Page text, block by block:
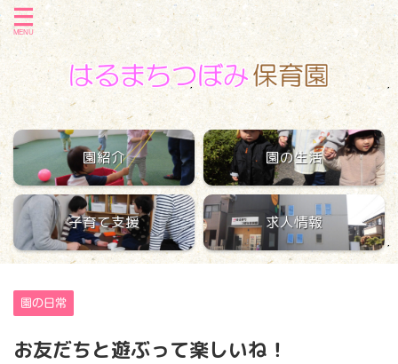
園紹介 園の生活
子育て支援 求人情報
園の日常
お友だちと遊ぶって楽しいね！